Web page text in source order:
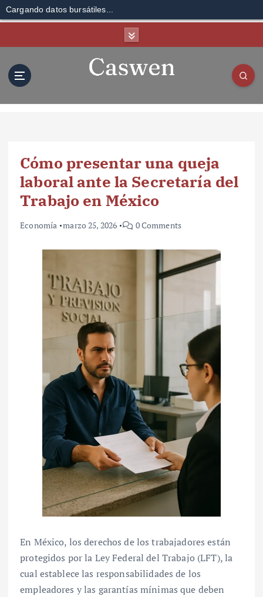
Cargando datos bursátiles...
Cómo presentar una queja
laboral ante la Secretaría del
Trabajo en México
Economía marzo 25, 2026 0 Comments
En México, los derechos de los trabajadores están
protegidos por la Ley Federal del Trabajo (LFT), la
cual establece las responsabilidades de los
empleadores y las garantías mínimas que deben